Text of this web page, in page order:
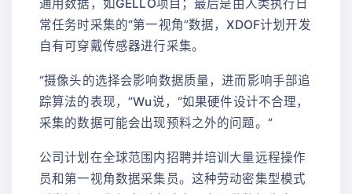
通用数据，如GELLO项目；最后是由人类执行日
常任务时采集的“第一视角”数据，XDOF计划开发
自有可穿戴传感器进行采集。
“摄像头的选择会影响数据质量，进而影响手部追
踪算法的表现，”Wu说，“如果硬件设计不合理，
采集的数据可能会出现预料之外的问题。”
公司计划在全球范围内招聘并培训大量远程操作
员和第一视角数据采集员。这种劳动密集型模式